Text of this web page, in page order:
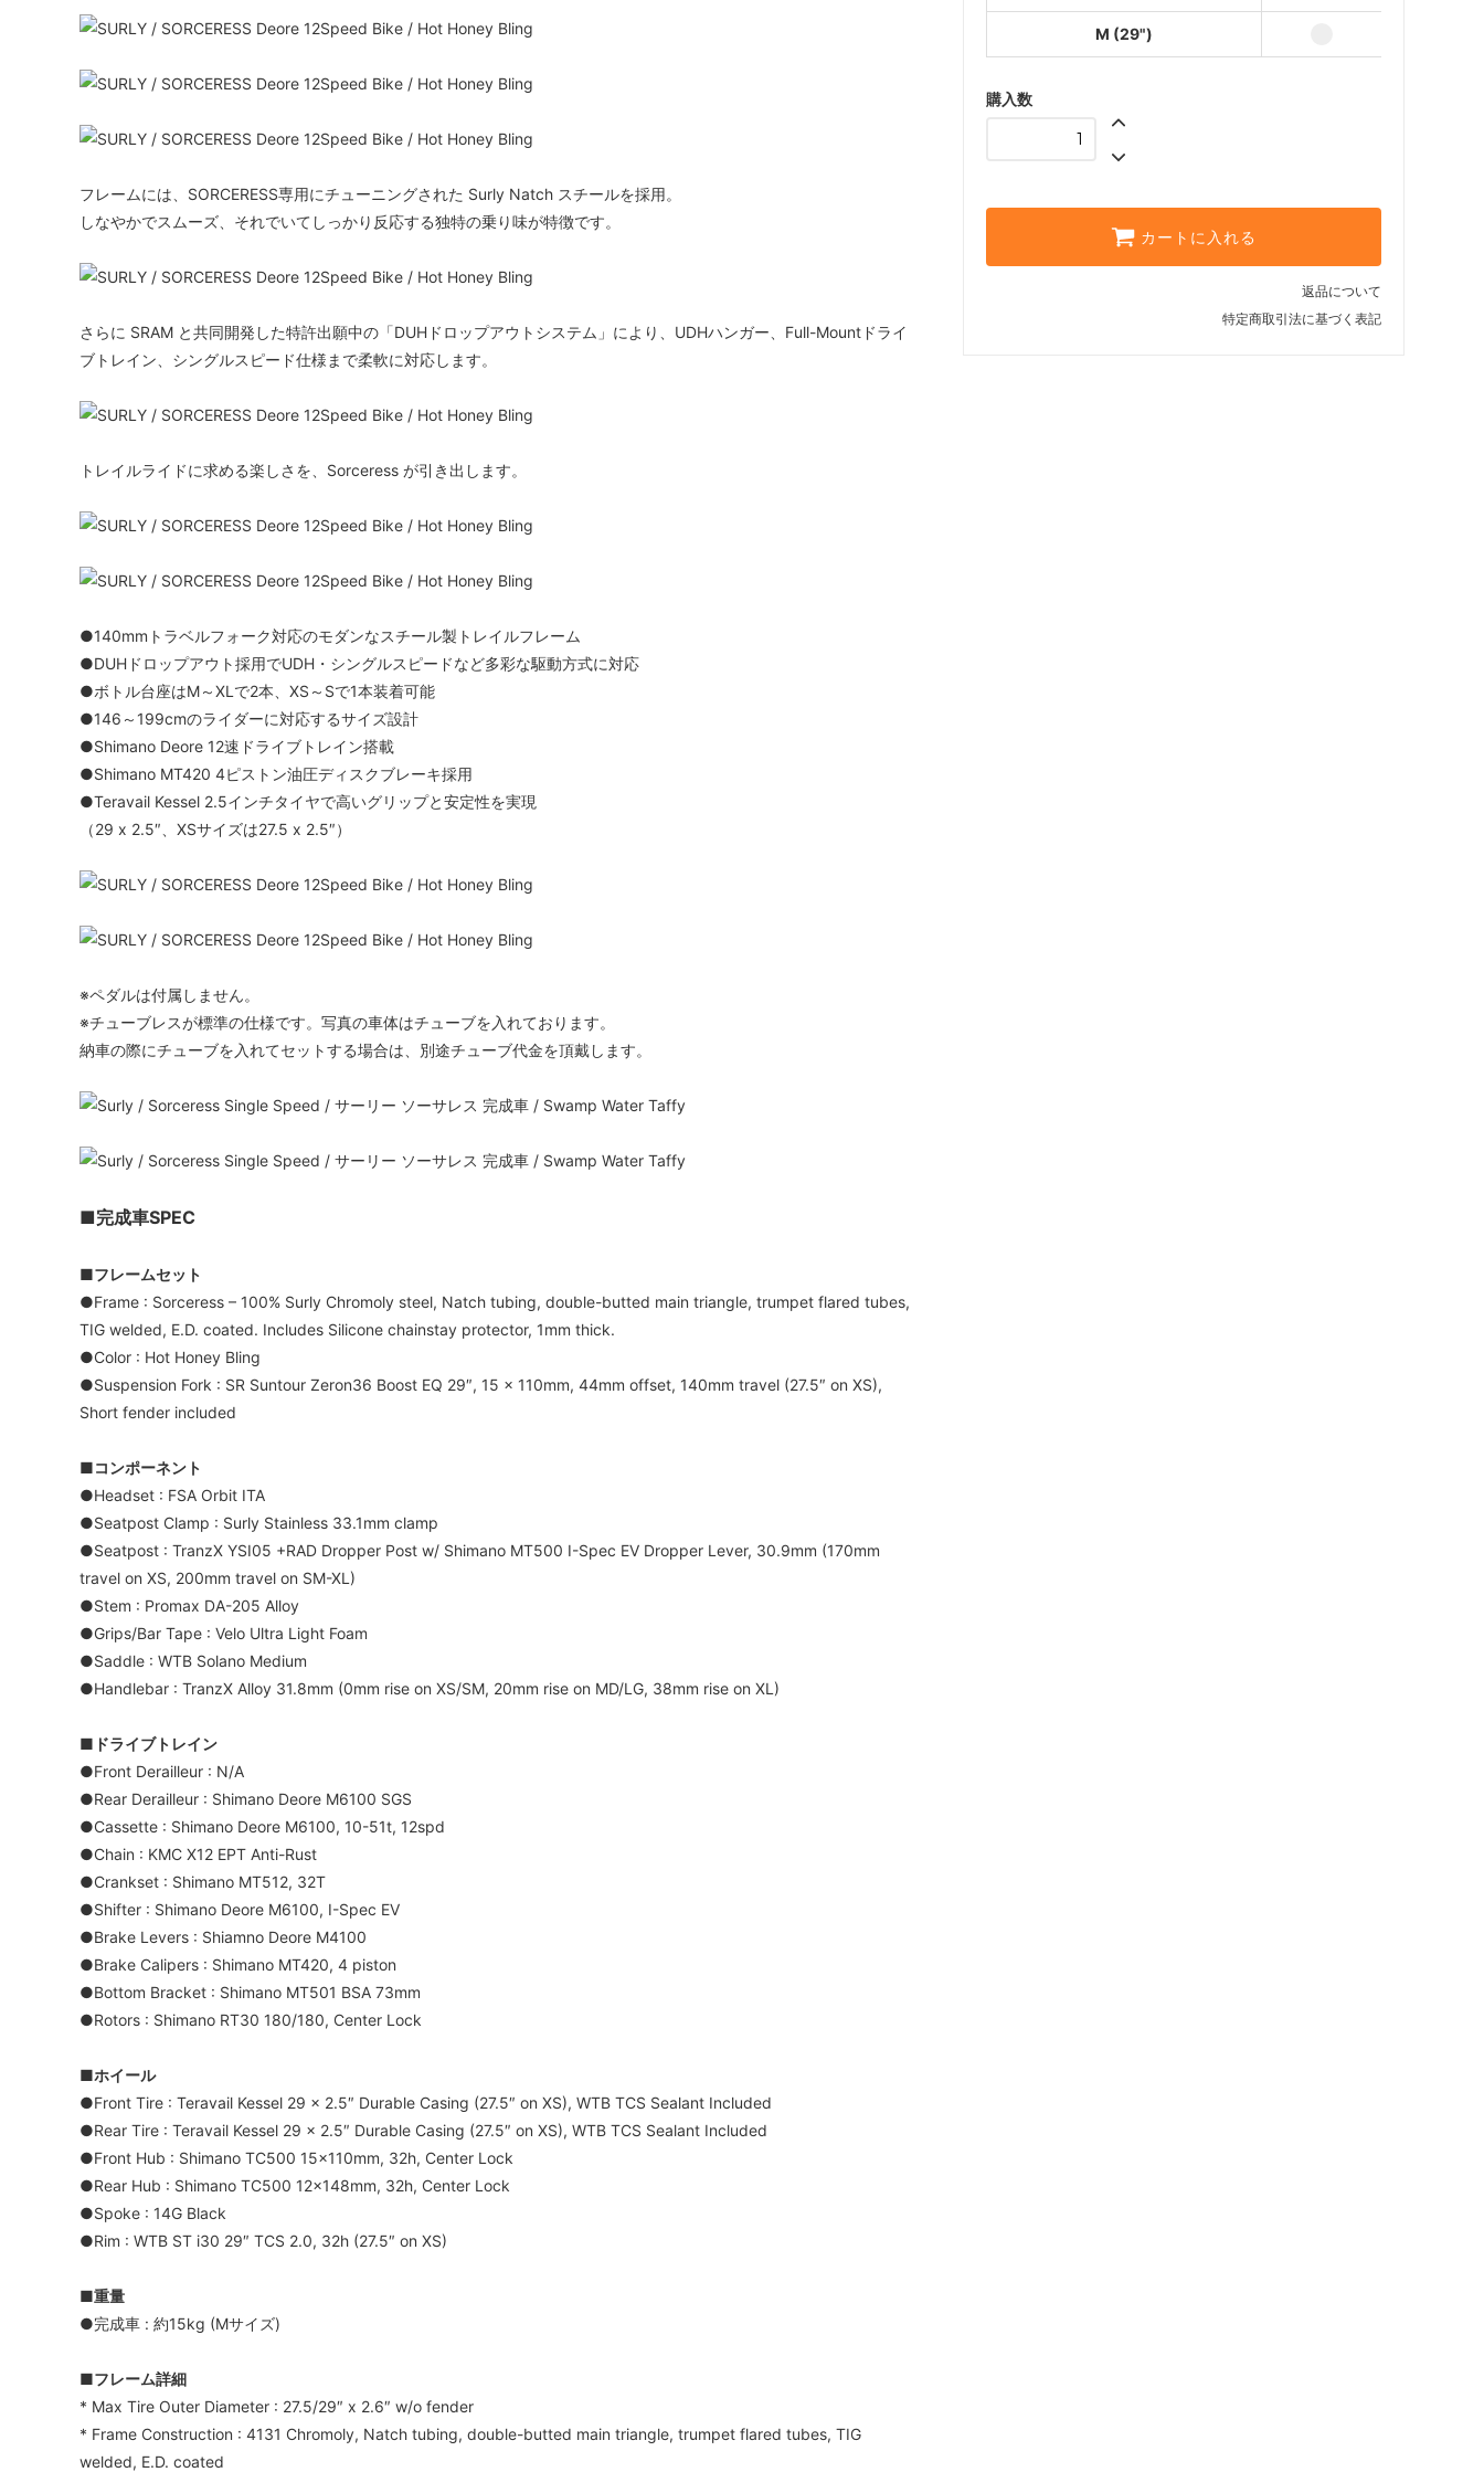
M (29")
購入数
カートに入れる
返品について
特定商取引法に基づく表記
フレームには、SORCERESS専用にチューニングされた Surly Natch スチールを採用。
しなやかでスムーズ、それでいてしっかり反応する独特の乗り味が特徴です。
さらに SRAM と共同開発した特許出願中の「DUHドロップアウトシステム」により、UDHハンガー、Full-Mountドライ
ブトレイン、シングルスピード仕様まで柔軟に対応します。
トレイルライドに求める楽しさを、Sorceress が引き出します。
●140mmトラベルフォーク対応のモダンなスチール製トレイルフレーム
●DUHドロップアウト採用でUDH・シングルスピードなど多彩な駆動方式に対応
●ボトル台座はM～XLで2本、XS～Sで1本装着可能
●146～199cmのライダーに対応するサイズ設計
●Shimano Deore 12速ドライブトレイン搭載
●Shimano MT420 4ピストン油圧ディスクブレーキ採用
●Teravail Kessel 2.5インチタイヤで高いグリップと安定性を実現
（29 x 2.5″、XSサイズは27.5 x 2.5″）
※ペダルは付属しません。
※チューブレスが標準の仕様です。写真の車体はチューブを入れております。
納車の際にチューブを入れてセットする場合は、別途チューブ代金を頂戴します。
■完成車SPEC
■フレームセット
●Frame : Sorceress – 100% Surly Chromoly steel, Natch tubing, double-butted main triangle, trumpet flared tubes,
TIG welded, E.D. coated. Includes Silicone chainstay protector, 1mm thick.
●Color : Hot Honey Bling
●Suspension Fork : SR Suntour Zeron36 Boost EQ 29″, 15 x 110mm, 44mm offset, 140mm travel (27.5″ on XS),
Short fender included
■コンポーネント
●Headset : FSA Orbit ITA
●Seatpost Clamp : Surly Stainless 33.1mm clamp
●Seatpost : TranzX YSI05 +RAD Dropper Post w/ Shimano MT500 I-Spec EV Dropper Lever, 30.9mm (170mm
travel on XS, 200mm travel on SM-XL)
●Stem : Promax DA-205 Alloy
●Grips/Bar Tape : Velo Ultra Light Foam
●Saddle : WTB Solano Medium
●Handlebar : TranzX Alloy 31.8mm (0mm rise on XS/SM, 20mm rise on MD/LG, 38mm rise on XL)
■ドライブトレイン
●Front Derailleur : N/A
●Rear Derailleur : Shimano Deore M6100 SGS
●Cassette : Shimano Deore M6100, 10-51t, 12spd
●Chain : KMC X12 EPT Anti-Rust
●Crankset : Shimano MT512, 32T
●Shifter : Shimano Deore M6100, I-Spec EV
●Brake Levers : Shiamno Deore M4100
●Brake Calipers : Shimano MT420, 4 piston
●Bottom Bracket : Shimano MT501 BSA 73mm
●Rotors : Shimano RT30 180/180, Center Lock
■ホイール
●Front Tire : Teravail Kessel 29 x 2.5″ Durable Casing (27.5″ on XS), WTB TCS Sealant Included
●Rear Tire : Teravail Kessel 29 x 2.5″ Durable Casing (27.5″ on XS), WTB TCS Sealant Included
●Front Hub : Shimano TC500 15x110mm, 32h, Center Lock
●Rear Hub : Shimano TC500 12x148mm, 32h, Center Lock
●Spoke : 14G Black
●Rim : WTB ST i30 29″ TCS 2.0, 32h (27.5″ on XS)
■重量
●完成車 : 約15kg (Mサイズ)
■フレーム詳細
* Max Tire Outer Diameter : 27.5/29″ x 2.6″ w/o fender
* Frame Construction : 4131 Chromoly, Natch tubing, double-butted main triangle, trumpet flared tubes, TIG
welded, E.D. coated